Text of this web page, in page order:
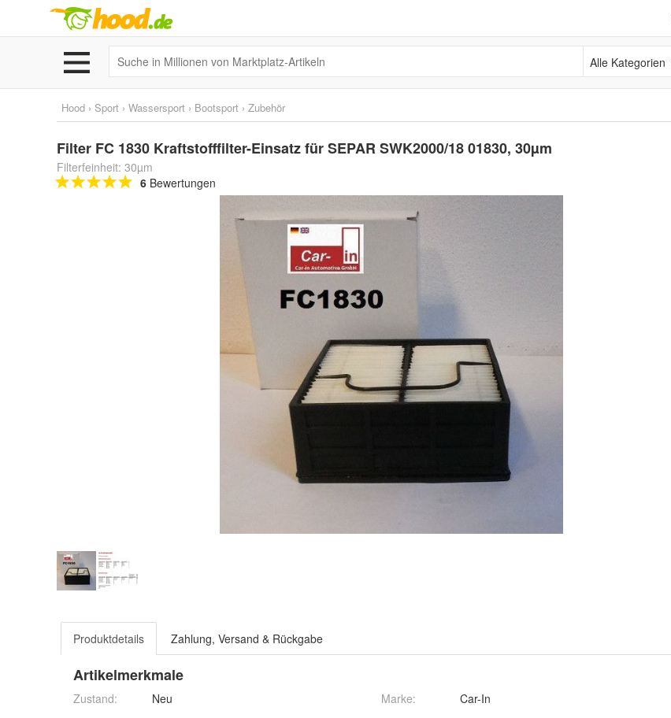
Alle Kategorien
Hood › Sport › Wassersport › Bootsport › Zubehör
Filter FC 1830 Kraftstofffilter-Einsatz für SEPAR SWK2000/18 01830, 30µm
Filterfeinheit: 30µm
6 Bewertungen
Produktdetails Zahlung, Versand & Rückgabe
Artikelmerkmale
Zustand: Neu Marke: Car-In